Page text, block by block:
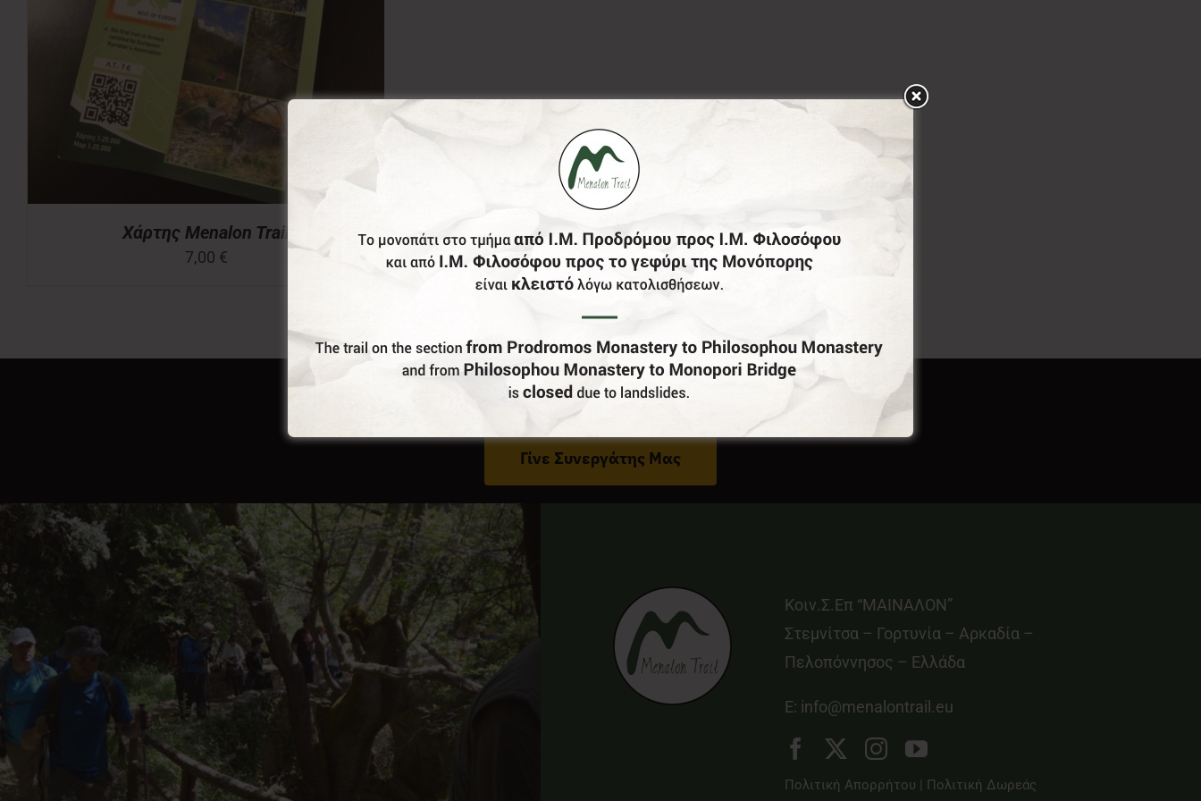
Χάρτης Menalon Trail
7,00 €
Έχεις Επιχείρηση Στο Δήμο Γορτυνίας;
Γίνε Συνεργάτης Μας
Κοιν.Σ.Επ “ΜΑΙΝΑΛΟΝ”
Στεμνίτσα – Γορτυνία – Αρκαδία –
Πελοπόννησος – Ελλάδα
E: info@menalontrail.eu
Πολιτική Απορρήτου | Πολιτική Δωρεάς